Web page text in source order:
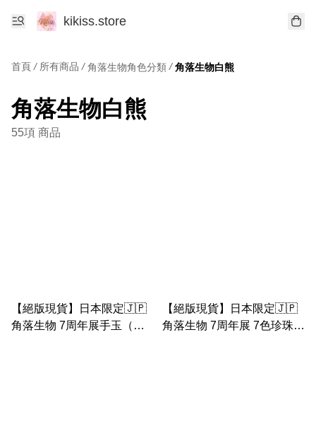
kikiss.store
首頁 / 所有商品 / 角落生物角色分類 / 角落生物白熊
角落生物白熊
55項 商品
【絕版現貨】日本限定🇯🇵
角落生物 7周年展手玉（白
【絕版現貨】日本限定🇯🇵
角落生物 7周年展 7色珍珠